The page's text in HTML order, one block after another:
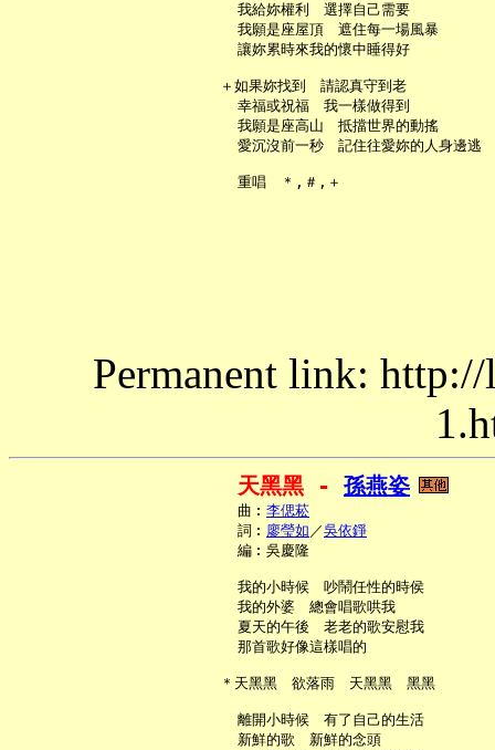
     我給妳權利　選擇自己需要
     我願是座屋頂　遮住每一場風暴
     讓妳累時來我的懷中睡得好
   ＋如果妳找到　請認真守到老
     幸福或祝福　我一樣做得到
     我願是座高山　抵擋世界的動搖
     愛沉沒前一秒　記住往愛妳的人身邊逃
Permanent link:
天黑黑 - 孫燕姿
     曲︰
李偲菘
     詞︰
廖瑩如 ／吳依錚
     編︰吳慶隆
     我的小時候　吵鬧任性的時侯
     我的外婆　總會唱歌哄我
     夏天的午後　老老的歌安慰我
     那首歌好像這樣唱的
   ＊天黑黑　欲落雨　天黑黑　黑黑
     離開小時候　有了自己的生活
     新鮮的歌　新鮮的念頭